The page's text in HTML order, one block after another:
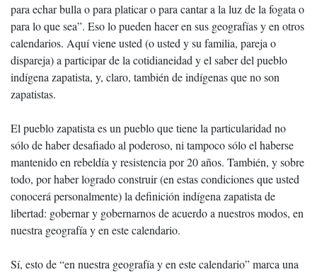
para echar bulla o para platicar o para cantar a la luz de la fogata o
para lo que sea”. Eso lo pueden hacer en sus geografías y en otros
calendarios. Aquí viene usted (o usted y su familia, pareja o
dispareja) a participar de la cotidianeidad y el saber del pueblo
indígena zapatista, y, claro, también de indígenas que no son
zapatistas.
El pueblo zapatista es un pueblo que tiene la particularidad no
sólo de haber desafiado al poderoso, ni tampoco sólo el haberse
mantenido en rebeldía y resistencia por 20 años. También, y sobre
todo, por haber logrado construir (en estas condiciones que usted
conocerá personalmente) la definición indígena zapatista de
libertad: gobernar y gobernarnos de acuerdo a nuestros modos, en
nuestra geografía y en este calendario.
Sí, esto de “en nuestra geografía y en este calendario” marca una